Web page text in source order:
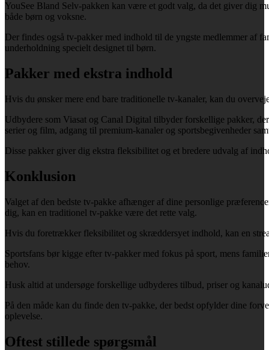
YouSee Bland Selv-pakken kan være et godt valg, da det giver dig
både børn og voksne.
Der findes også tv-pakker med indhold til de yngste medlemmer af
underholdning specielt designet til børn.
Pakker med ekstra indhold
Hvis du ønsker mere end bare traditionelle tv-kanaler, kan du
Udbydere som Viasat og Canal Digital tilbyder forskellige pakker,
serier og film, adgang til premium-kanaler og sportsbegivenheder
Disse pakker giver dig ekstra fleksibilitet og et bredere udvalg af
Konklusion
Valget af den bedste tv-pakke afhænger af dine personlige
dig, kan en traditionel tv-pakke være det rette valg.
Hvis du foretrækker fleksibilitet og skræddersyet indhold, kan en
Sportsfans bør kigge efter tv-pakker med fokus på sport, mens
behov.
Husk altid at undersøge forskellige udbyderes tilbud, priser og
På den måde kan du finde den tv-pakke, der bedst opfylder dine
oplevelse.
Oftest stillede spørgsmål